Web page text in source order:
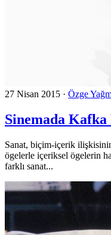
27 Nisan 2015 · Özge
Sinemada
Sanat, biçim-içerik
ögelerle içeriksel ögelerin
farklı sanat...